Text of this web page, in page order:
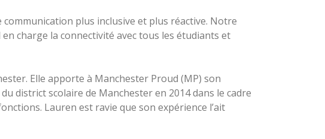
plus inclusive et plus réactive. Notre
charge la connectivité avec tous les étudiants et
Elle apporte à Manchester Proud (MP) son
district scolaire de Manchester en 2014 dans le cadre
Lauren est ravie que son expérience l’ait